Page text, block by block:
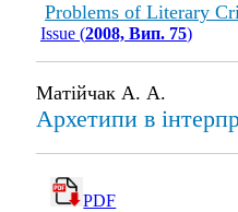
Problems of Literary
Issue (2008, Вип. 75)
Матійчак А. А.
Архетипи в
PDF